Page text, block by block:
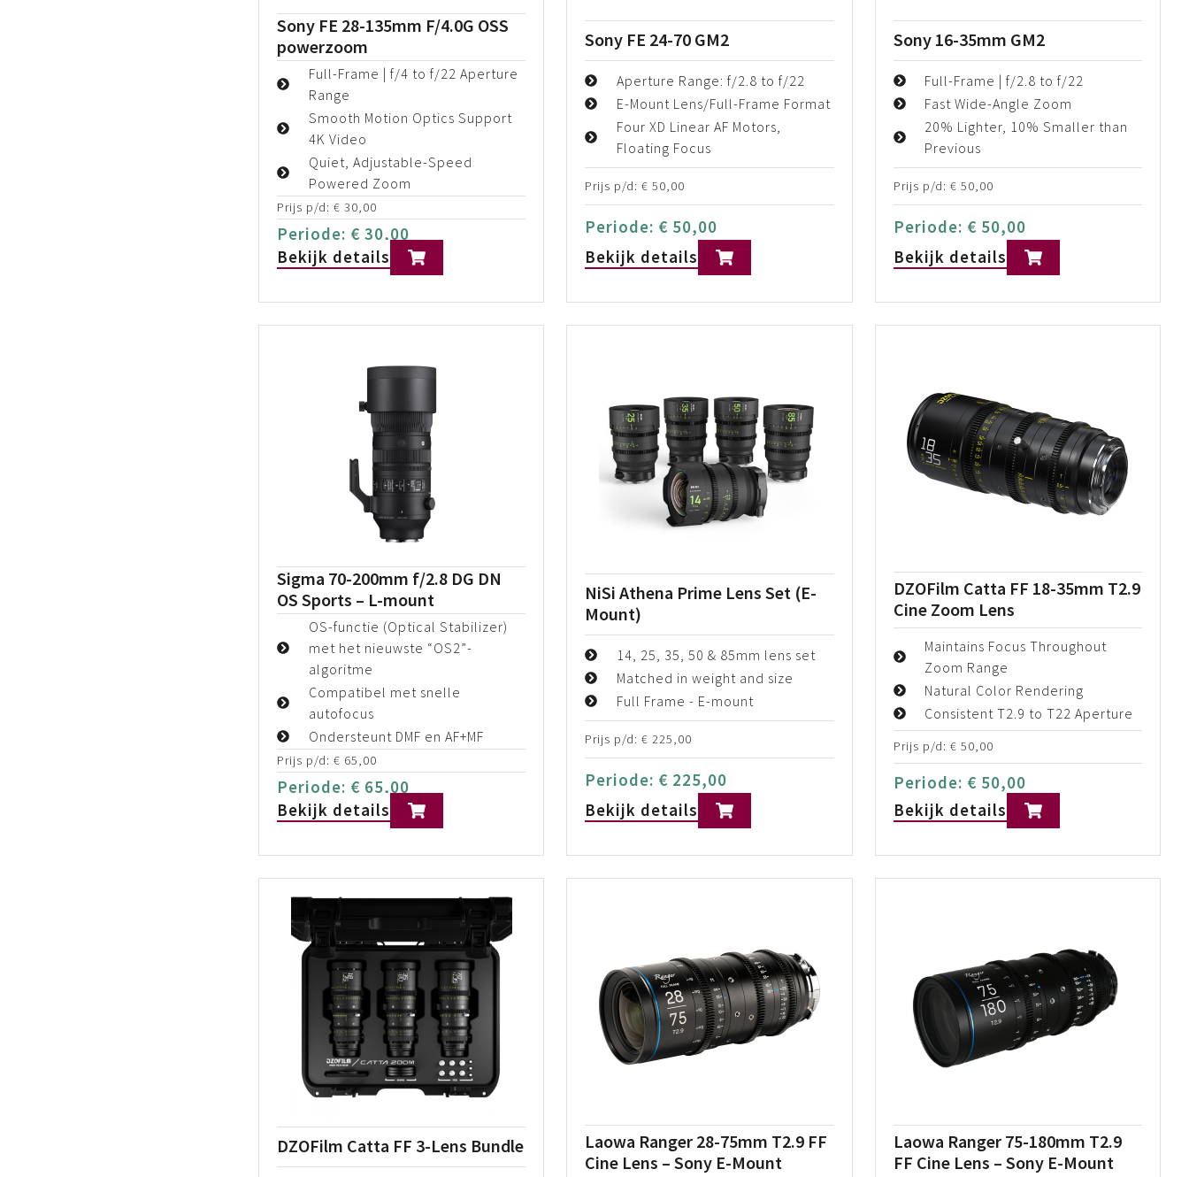
Sony FE 28-135mm F/4.0G OSS
powerzoom
Full-Frame | f/4 to f/22 Aperture
Range
Smooth Motion Optics Support
4K Video
Quiet, Adjustable-Speed
Powered Zoom
Prijs p/d: € 30,00
Periode: € 30,00
Bekijk details
Sony FE 24-70 GM2
Aperture Range: f/2.8 to f/22
E-Mount Lens/Full-Frame Format
Four XD Linear AF Motors,
Floating Focus
Prijs p/d:€ 50,00
Periode: € 50,00
Bekijk details
Sony 16-35mm GM2
Full-Frame | f/2.8 to f/22
Fast Wide-Angle Zoom
20% Lighter, 10% Smaller than
Previous
Prijs p/d: € 50,00
Periode: € 50,00
Bekijk details
Sigma 70-200mm f/2.8 DG DN
OS Sports – L-mount
OS-functie (Optical Stabilizer)
met het nieuwste “OS2”-
algoritme
Compatibel met snelle
autofocus
Ondersteunt DMF en AF+MF
Prijs p/d: € 65,00
Periode: € 65,00
Bekijk details
NiSi Athena Prime Lens Set (E-
Mount)
14, 25, 35, 50 & 85mm lens set
Matched in weight and size
Full Frame - E-mount
Prijs p/d:€ 225,00
Periode: € 225,00
Bekijk details
DZOFilm Catta FF 18-35mm T2.9
Cine Zoom Lens
Maintains Focus Throughout
Zoom Range
Natural Color Rendering
Consistent T2.9 to T22 Aperture
Prijs p/d: € 50,00
Periode: € 50,00
Bekijk details
DZOFilm Catta FF 3-Lens Bundle
Laowa Ranger 28-75mm T2.9 FF
Cine Lens – Sony E-Mount
Laowa Ranger 75-180mm T2.9
FF Cine Lens – Sony E-Mount